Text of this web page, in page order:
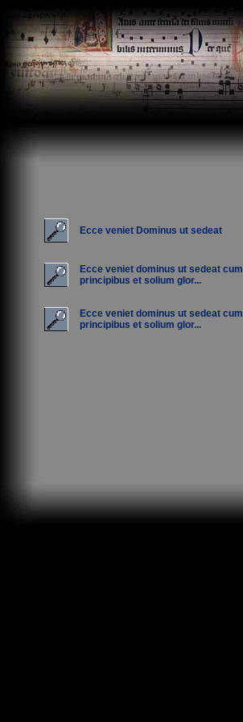
Ecce veniet Dominus ut sedeat
Ecce veniet dominus ut sedeat cum
principibus et solium glor...
Ecce veniet dominus ut sedeat cum
principibus et solium glor...